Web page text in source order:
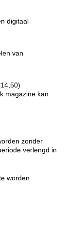
digitaal
van
magazine kan
zonder
verlengd in
worden